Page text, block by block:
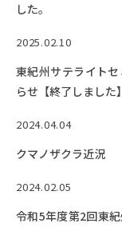
した。
2025.02.10
東紀州サテライト
らせ【終了しました】
2024.04.04
クマノザクラ近況
2024.02.05
令和5年度第2回東